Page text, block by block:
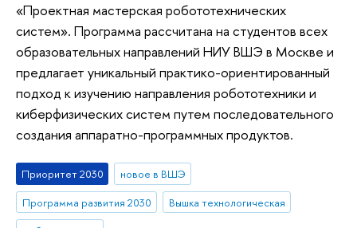
«Проектная мастерская робототехнических
систем». Программа рассчитана на студентов всех
образовательных направлений НИУ ВШЭ в Москве и
предлагает уникальный практико-ориентированный
подход к изучению направления робототехники и
киберфизических систем путем последовательного
создания аппаратно-программных продуктов.
Приоритет 2030
новое в ВШЭ
Программа развития 2030
Вышка технологическая